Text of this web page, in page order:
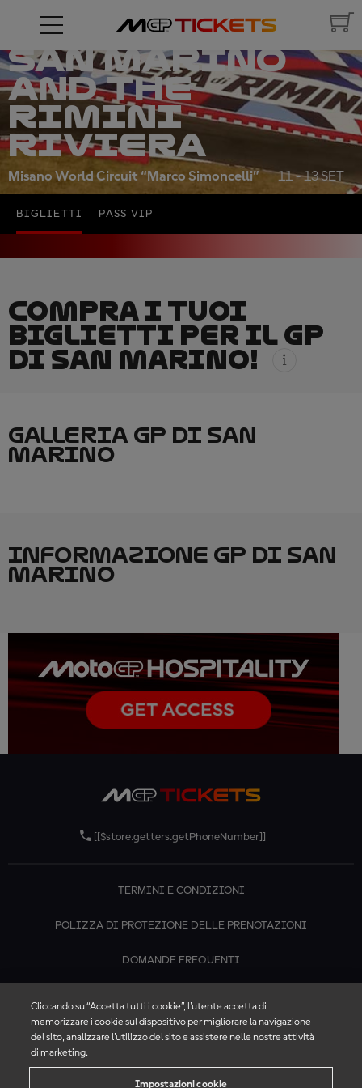
GRAND PRIX OF
SAN MARINO
AND THE
RIMINI
RIVIERA
Misano World Circuit “Marco Simoncelli” 11 - 13 SET
BIGLIETTI PASS VIP
COMPRA I TUOI
BIGLIETTI PER IL GP
DI SAN MARINO!
GALLERIA GP DI SAN
MARINO
INFORMAZIONE GP DI SAN
MARINO
[[$store.getters.getPhoneNumber]]
TERMINI E CONDIZIONI
POLIZZA DI PROTEZIONE DELLE PRENOTAZIONI
DOMANDE FREQUENTI
Cliccando su “Accetta tutti i cookie”, l'utente accetta di
memorizzare i cookie sul dispositivo per migliorare la navigazione
del sito, analizzare l'utilizzo del sito e assistere nelle nostre attività
di marketing.
Impostazioni cookie